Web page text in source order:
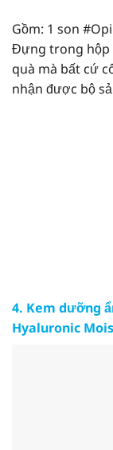
Gồm: 1 son
Đựng trong hộp
quà mà bất cứ
nhận được bộ
4. Kem dưỡng
Hyaluronic